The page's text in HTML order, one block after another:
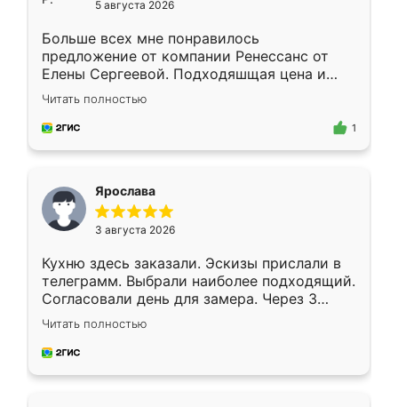
5 августа 2026
Больше всех мне понравилось
предложение от компании Ренессанс от
Елены Сергеевой. Подходяшщая цена и
короткие сроки изготовления. Приехавший
для замера сотрудник Владислав
предложил по моему эскизу самый
Читать полностью
1
Ярослава
3 августа 2026
Кухню здесь заказали. Эскизы прислали в
телеграмм. Выбрали наиболее подходящий.
Согласовали день для замера. Через 3
недели кухня была уже готова. Остались
довольны работой. Спасибо Ренессанс
мебель за качественную работу!
Читать полностью